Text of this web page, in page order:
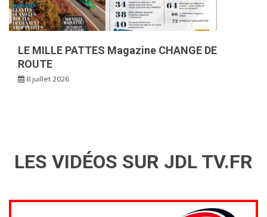
LE MILLE PATTES Magazine CHANGE DE
ROUTE
8 juillet 2026
LES VIDÉOS SUR JDL TV.FR